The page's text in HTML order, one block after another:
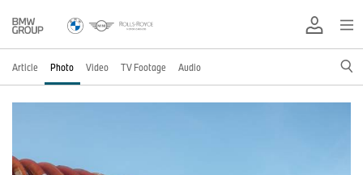
Article Photo Video TV Footage Audio